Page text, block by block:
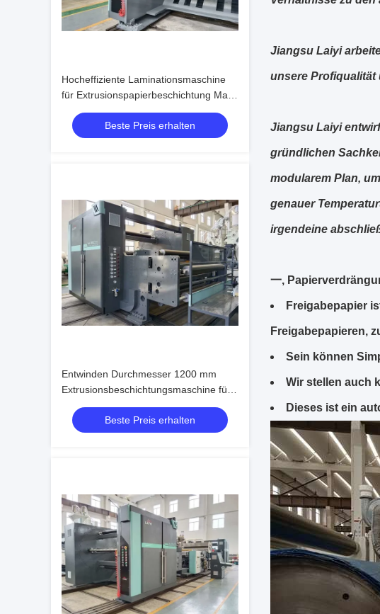
Hocheffiziente Laminationsmaschine
für Extrusionspapierbeschichtung Max.
Aufwicklung Rollgewicht 2500 kg
Beste Preis erhalten
Entwinden Durchmesser 1200 mm
Extrusionsbeschichtungsmaschine für
eine effiziente Produktionskapazität
Beste Preis erhalten
Jiangsu Laiyi
unsere Profiqualität
Jiangsu Laiyi
gründlichen
modularem Plan,
genauer
irgendeine
一,
Freigabepapier
Freigabepapieren,
Sein können
Wir stellen auch
Dieses ist ein